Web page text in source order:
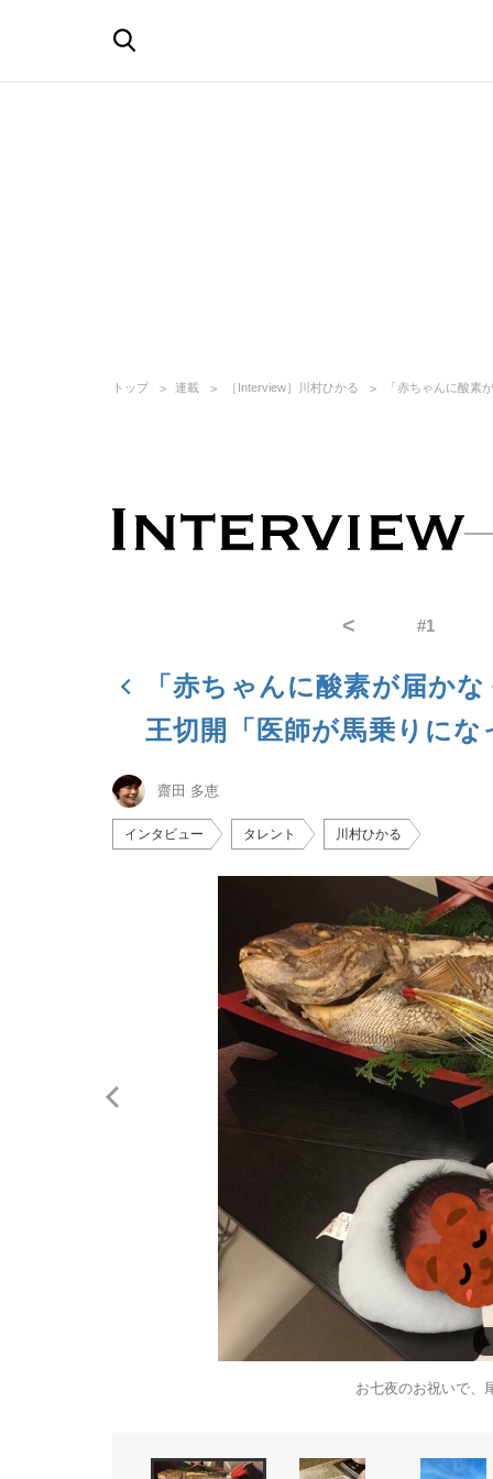
トップ 連載 ［Interview］川村ひかる 「赤ちゃんに酸素
< #1
「赤ちゃんに酸素が届か
王切開「医師が馬乗りに
齋田 多恵
インタビュー タレント 川村ひかる
お七夜のお祝いで、